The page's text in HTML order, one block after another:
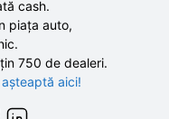
cash.
piața auto,
750 de dealeri.
aici!